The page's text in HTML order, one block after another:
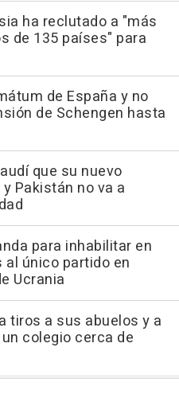
ha reclutado a "más
de 135 países" para
de España y no
de Schengen hasta
que su nuevo
Pakistán no va a
para inhabilitar en
único partido en
Ucrania
tiros a sus abuelos y a
colegio cerca de